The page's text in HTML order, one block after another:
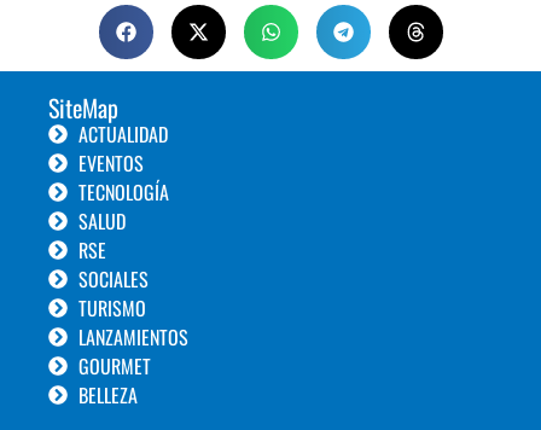
SiteMap
ACTUALIDAD
EVENTOS
TECNOLOGÍA
SALUD
RSE
SOCIALES
TURISMO
LANZAMIENTOS
GOURMET
BELLEZA